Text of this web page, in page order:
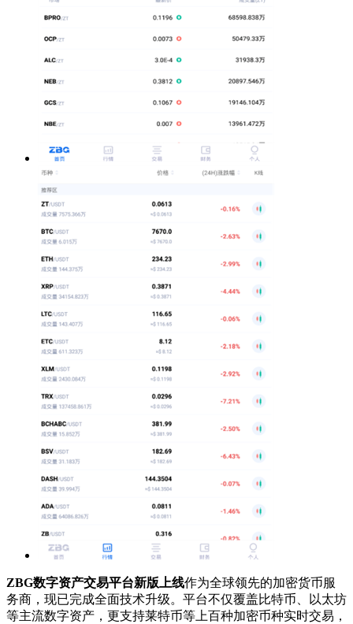
ZBG数字资产交易平台新版上线作为全球领先的加密货币服
务商，现已完成全面技术升级。平台不仅覆盖比特币、以太坊
等主流数字资产，更支持莱特币等上百种加密币种实时交易，